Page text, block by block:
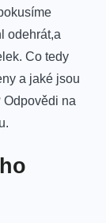
odehrát,a⁢
Co tedy
a jaké jsou
Odpovědi ⁣na